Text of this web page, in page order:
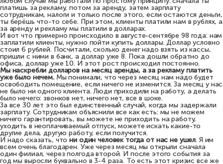
платишь за рекламу, потом за аренду, затем зарплату
сотрудникам, налоги и только после этого, если остаются деньги,
ты берёшь что-то себе. При этом, клиенты платили нам в рублях, а
за аренду и рекламу мы платили в долларах.
И вот что примерно происходило в августе-сентябре 98 года: нам
заплатили клиенты, нужно пойти купить доллары. Доллар условно
стоил 6 рублей. Посчитали, сколько денег надо взять из кассы,
пришли с ними в банк, а доллар уже 8. Пока дошли обратно до
офиса, доллар уже 10. И этот рост происходил постоянно.
Мы наскребли долларов на месяц аренды, а за рекламу платить
уже было нечем.Мы понимали, что через месяц нам надо будет
освободить помещение, если ничего не изменится. За месяц у нас
не было ни одного клиента. Люди приходили на работу, а делать
было нечего: звонков нет, ничего нет, все в шоке.
За все 30 лет это был единственный случай, когда мы задержали
зарплату. Сотрудникам объяснили все как есть: мы не можем
ничего гарантировать, вы можете не приходить на работу,
уходить в неоплачиваемый отпуск, можете искать какие-то
другие дела, другую работу, если получится.
И надо сказать, чтони один человек тогда от нас не ушел. Я им
всем очень благодарен. Уже через месяц мы открыли сначала
один филиал, через полгода второй. И после этого события за
год мы выросли буквально в 3-4 раза. То есть этот кризис все же